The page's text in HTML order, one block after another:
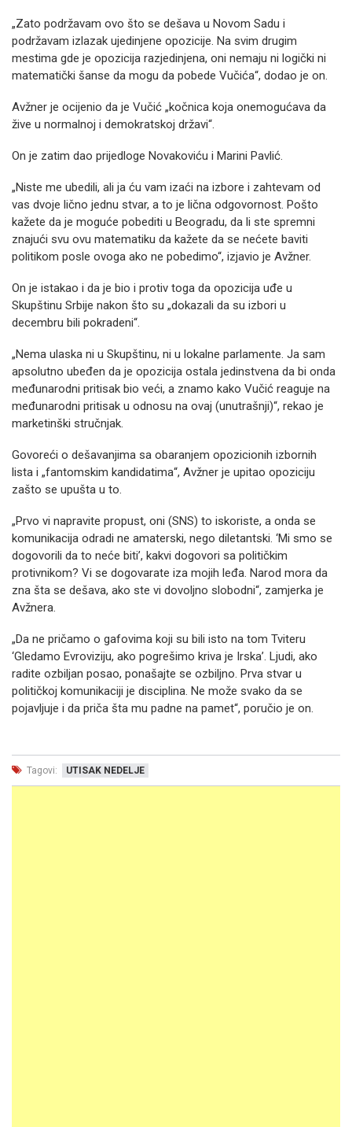
„Zato podržavam ovo što se dešava u Novom Sadu i
podržavam izlazak ujedinjene opozicije. Na svim drugim
mestima gde je opozicija razjedinjena, oni nemaju ni logički ni
matematički šanse da mogu da pobede Vučića“, dodao je on.
Avžner je ocijenio da je Vučić „kočnica koja onemogućava da
žive u normalnoj i demokratskoj državi“.
On je zatim dao prijedloge Novakoviću i Marini Pavlić.
„Niste me ubedili, ali ja ću vam izaći na izbore i zahtevam od
vas dvoje lično jednu stvar, a to je lična odgovornost. Pošto
kažete da je moguće pobediti u Beogradu, da li ste spremni
znajući svu ovu matematiku da kažete da se nećete baviti
politikom posle ovoga ako ne pobedimo“, izjavio je Avžner.
On je istakao i da je bio i protiv toga da opozicija uđe u
Skupštinu Srbije nakon što su „dokazali da su izbori u
decembru bili pokradeni“.
„Nema ulaska ni u Skupštinu, ni u lokalne parlamente. Ja sam
apsolutno ubeđen da je opozicija ostala jedinstvena da bi onda
međunarodni pritisak bio veći, a znamo kako Vučić reaguje na
međunarodni pritisak u odnosu na ovaj (unutrašnji)“, rekao je
marketinški stručnjak.
Govoreći o dešavanjima sa obaranjem opozicionih izbornih
lista i „fantomskim kandidatima“, Avžner je upitao opoziciju
zašto se upušta u to.
„Prvo vi napravite propust, oni (SNS) to iskoriste, a onda se
komunikacija odradi ne amaterski, nego diletantski. ‘Mi smo se
dogovorili da to neće biti’, kakvi dogovori sa političkim
protivnikom? Vi se dogovarate iza mojih leđa. Narod mora da
zna šta se dešava, ako ste vi dovoljno slobodni“, zamjerka je
Avžnera.
„Da ne pričamo o gafovima koji su bili isto na tom Tviteru
‘Gledamo Evroviziju, ako pogrešimo kriva je Irska’. Ljudi, ako
radite ozbiljan posao, ponašajte se ozbiljno. Prva stvar u
političkoj komunikaciji je disciplina. Ne može svako da se
pojavljuje i da priča šta mu padne na pamet“, poručio je on.
Tagovi: UTISAK NEDELJE